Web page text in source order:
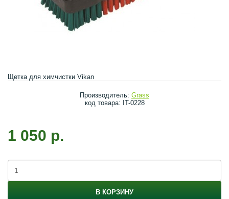
Щетка для химчистки Vikan
Производитель: Grass
код товара: IT-0228
1 050 р.
В КОРЗИНУ